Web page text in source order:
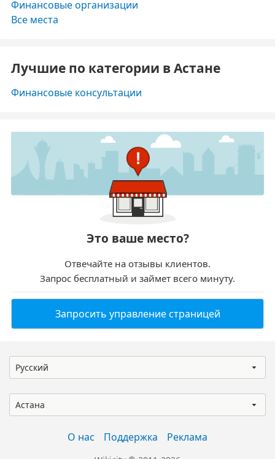
Финансовые организации
Все места
Лучшие по категории в Астане
Финансовые консультации
Это ваше место?
Отвечайте на отзывы клиентов.
Запрос бесплатный и займет всего минуту.
Запросить управление страницей
Русский
Астана
О нас Поддержка Реклама